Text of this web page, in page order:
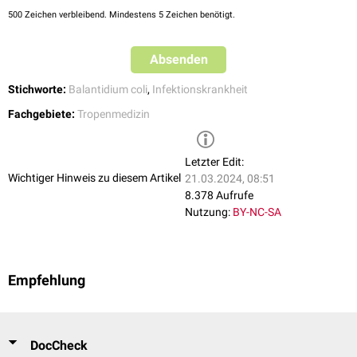
500 Zeichen verbleibend. Mindestens 5 Zeichen benötigt.
Absenden
Stichworte: Balantidium coli, Infektionskrankheit
Fachgebiete: Tropenmedizin
Wichtiger Hinweis zu diesem Artikel
Letzter Edit:
21.03.2024, 08:51
8.378 Aufrufe
Nutzung: BY-NC-SA
Empfehlung
DocCheck